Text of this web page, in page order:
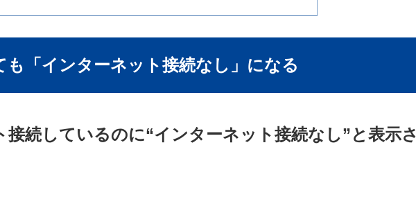
も「インターネット接続なし」になる
接続しているのに“インターネット接続なし”と表示さ